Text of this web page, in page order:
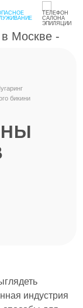
бикини
индустрия